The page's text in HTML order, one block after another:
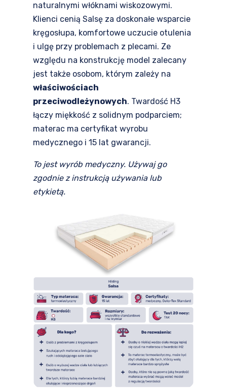
naturalnymi włóknami wiskozowymi.
Klienci cenią Salsę za doskonałe wsparcie
kręgosłupa, komfortowe uczucie otulenia
i ulgę przy problemach z plecami. Ze
względu na konstrukcję model zalecany
jest także osobom, którym zależy na
właściwościach
przeciwodleżynowych. Twardość H3
łączy miękkość z solidnym podparciem;
materac ma certyfikat wyrobu
medycznego i 15 lat gwarancji.
To jest wyrób medyczny. Używaj go
zgodnie z instrukcją używania lub
etykietą.